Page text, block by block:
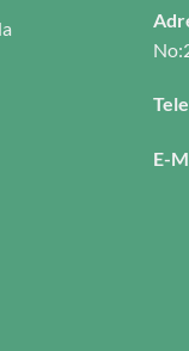
E-